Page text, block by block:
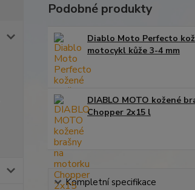
Podobné produkty
Diablo Moto Perfecto
motocykl kůže 3-4 mm
DIABLO MOTO kožené
Chopper 2x15 l
Kompletní specifikace